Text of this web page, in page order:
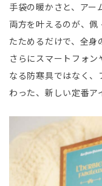
手袋の暖かさと、アー
両方を叶えるのが、佩
たためるだけで、全身
さらにスマートフォン
なる防寒具ではなく、
わった、新しい定番ア